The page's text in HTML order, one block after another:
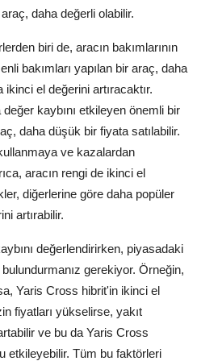
daha değerli olabilir.
biri de, aracın bakımlarının
bakımları yapılan bir araç, daha
el değerini artıracaktır.
kaybını etkileyen önemli bir
daha düşük bir fiyata satılabilir.
ve kazalardan
aracın rengi de ikinci el
diğerlerine göre daha popüler
artırabilir.
değerlendirirken, piyasadaki
gerekiyor. Örneğin,
Yaris Cross hibrit'in ikinci el
fiyatları yükselirse, yakıt
ve bu da Yaris Cross
etkileyebilir. Tüm bu faktörleri